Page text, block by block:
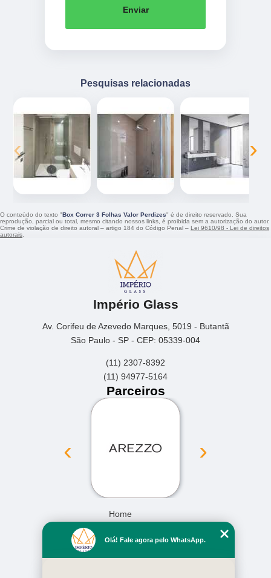
Enviar
Pesquisas relacionadas
‹ ›
O conteúdo do texto "Box Correr 3 Folhas Valor Perdizes" é de direito reservado. Sua
reprodução, parcial ou total, mesmo citando nossos links, é proibida sem a autorização do autor.
Crime de violação de direito autoral – artigo 184 do Código Penal – Lei 9610/98 - Lei de direitos
autorais
Império Glass
Av. Corifeu de Azevedo Marques, 5019 - Butantã
São Paulo - SP - CEP: 05339-004
(11) 2307-8392
(11) 94977-5164
Parceiros
‹ ›
Home
Missão
Olá! Fale agora pelo WhatsApp.